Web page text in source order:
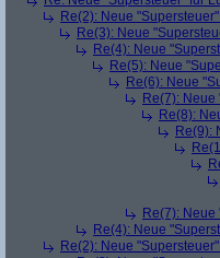
Re(2): Neue
Re(3): Neue
Re(4): Neue
Re(5): Neue
Re(6): Neue
Re(7):
Re(8):
Re(9):
Re(7):
Re(4): Neue
Re(2): Neue